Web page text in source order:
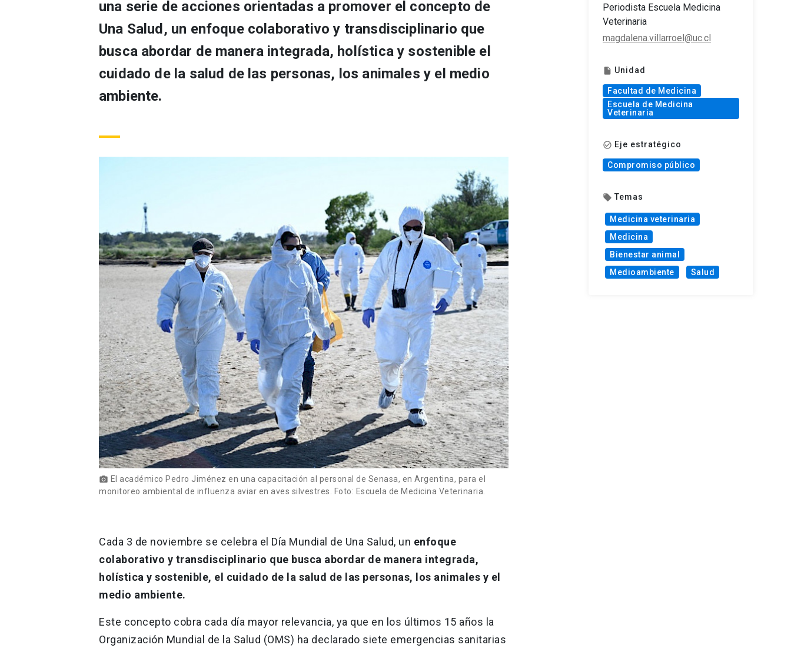
una serie de acciones orientadas a promover el concepto de
Una Salud, un enfoque colaborativo y transdisciplinario que
busca abordar de manera integrada, holística y sostenible el
cuidado de la salud de las personas, los animales y el medio
ambiente.
photo_camera El académico Pedro Jiménez en una capacitación al personal de Senasa, en Argentina, para el
monitoreo ambiental de influenza aviar en aves silvestres. Foto: Escuela de Medicina Veterinaria.
Cada 3 de noviembre se celebra el Día Mundial de Una Salud, un enfoque
colaborativo y transdisciplinario que busca abordar de manera integrada,
holística y sostenible, el cuidado de la salud de las personas, los animales y el
medio ambiente.
Este concepto cobra cada día mayor relevancia, ya que en los últimos 15 años la
Organización Mundial de la Salud (OMS) ha declarado siete emergencias sanitarias
Periodista Escuela Medicina
Veterinaria
magdalena.villarroel@uc.cl
insert_drive_file Unidad
Facultad de Medicina
Escuela de Medicina
Veterinaria
check_circle_outline Eje estratégico
Compromiso público
local_offer Temas
Medicina veterinaria
Medicina
Bienestar animal
Medioambiente
Salud